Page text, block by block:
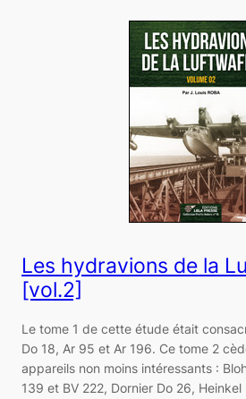
Les hydravions de la
[vol.2]
Le tome 1 de cette étude était
Do 18, Ar 95 et Ar 196. Ce tome 2
appareils non moins intéressants :
139 et BV 222, Dornier Do 26, Heinkel